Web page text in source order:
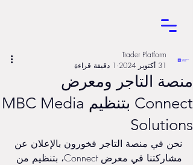
منصة التاجر ومعرض
Connect بتنظيم MBC Media
Solutions
Trader Platform
31 أكتوبر 2024
1 دقيقة قراءة
نحن في منصة التاجر فخورون بالإعلان عن
مشاركتنا في معرض Connect، بتنظيم من